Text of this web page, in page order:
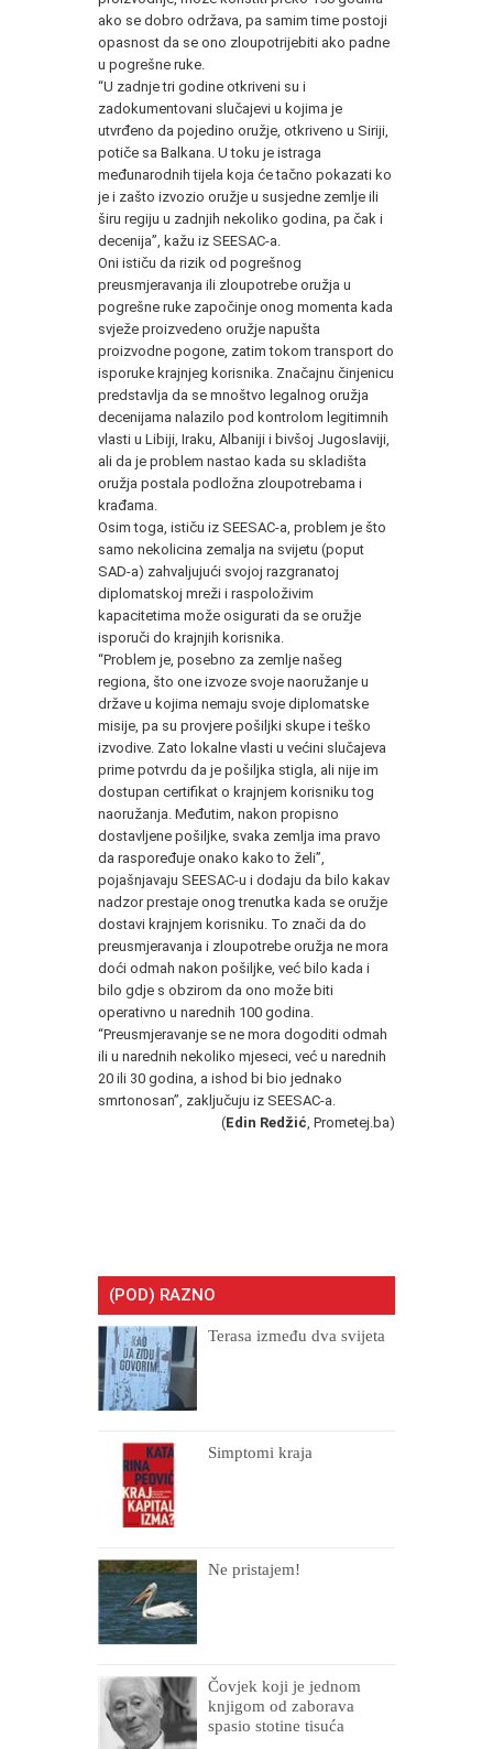
ako se dobro održava, pa samim time postoji
opasnost da se ono zloupotrijebiti ako padne
u pogrešne ruke.
“U zadnje tri godine otkriveni su i
zadokumentovani slučajevi u kojima je
utvrđeno da pojedino oružje, otkriveno u Siriji,
potiče sa Balkana. U toku je istraga
međunarodnih tijela koja će tačno pokazati ko
je i zašto izvozio oružje u susjedne zemlje ili
širu regiju u zadnjih nekoliko godina, pa čak i
decenija”, kažu iz SEESAC-a.
Oni ističu da rizik od pogrešnog
preusmjeravanja ili zloupotrebe oružja u
pogrešne ruke započinje onog momenta kada
svježe proizvedeno oružje napušta
proizvodne pogone, zatim tokom transport do
isporuke krajnjeg korisnika. Značajnu činjenicu
predstavlja da se mnoštvo legalnog oružja
decenijama nalazilo pod kontrolom legitimnih
vlasti u Libiji, Iraku, Albaniji i bivšoj Jugoslaviji,
ali da je problem nastao kada su skladišta
oružja postala podložna zloupotrebama i
krađama.
Osim toga, ističu iz SEESAC-a, problem je što
samo nekolicina zemalja na svijetu (poput
SAD-a) zahvaljujući svojoj razgranatoj
diplomatskoj mreži i raspoloživim
kapacitetima može osigurati da se oružje
isporuči do krajnjih korisnika.
“Problem je, posebno za zemlje našeg
regiona, što one izvoze svoje naoružanje u
države u kojima nemaju svoje diplomatske
misije, pa su provjere pošiljki skupe i teško
izvodive. Zato lokalne vlasti u većini slučajeva
prime potvrdu da je pošiljka stigla, ali nije im
dostupan certifikat o krajnjem korisniku tog
naoružanja. Međutim, nakon propisno
dostavljene pošiljke, svaka zemlja ima pravo
da raspoređuje onako kako to želi”,
pojašnjavaju SEESAC-u i dodaju da bilo kakav
nadzor prestaje onog trenutka kada se oružje
dostavi krajnjem korisniku. To znači da do
preusmjeravanja i zloupotrebe oružja ne mora
doći odmah nakon pošiljke, već bilo kada i
bilo gdje s obzirom da ono može biti
operativno u narednih 100 godina.
“Preusmjeravanje se ne mora dogoditi odmah
ili u narednih nekoliko mjeseci, već u narednih
20 ili 30 godina, a ishod bi bio jednako
smrtonosan”, zaključuju iz SEESAC-a.
(Edin Redžić, Prometej.ba)
(POD) RAZNO
Terasa između dva svijeta
Simptomi kraja
Ne pristajem!
Čovjek koji je jednom
knjigom od zaborava
spasio stotine tisuća